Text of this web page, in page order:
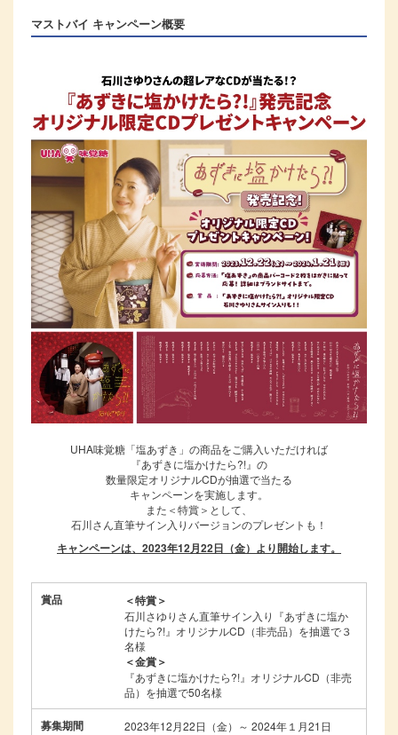
マストバイ キャンペーン概要
UHA味覚糖「塩あずき」の商品をご購入いただければ
『あずきに塩かけたら?!』の
数量限定オリジナルCDが抽選で当たる
キャンペーンを実施します。
また＜特賞＞として、
石川さん直筆サイン入りバージョンのプレゼントも！
キャンペーンは、2023年12月22日（金）より開始します。
賞品 ＜特賞＞
石川さゆりさん直筆サイン入り『あずきに塩か
けたら?!』オリジナルCD（非売品）を抽選で３
名様
＜金賞＞
『あずきに塩かけたら?!』オリジナルCD（非売
品）を抽選で50名様
募集期間
2023年12月22日（金）～ 2024年１月21日